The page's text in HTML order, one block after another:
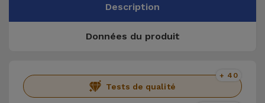
Description
Données du produit
Tests de qualité
+ 40